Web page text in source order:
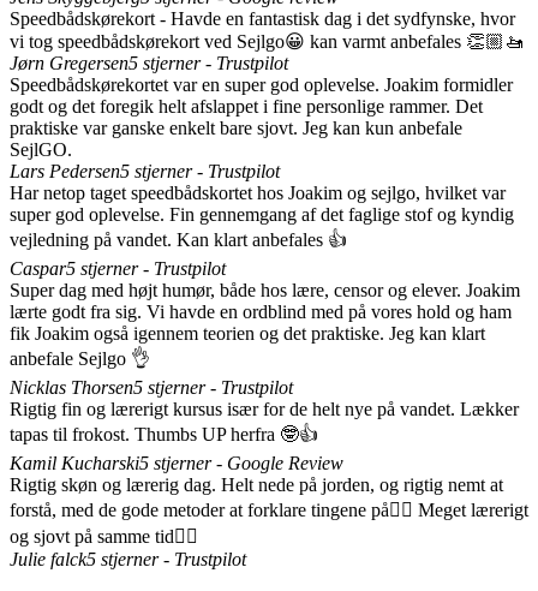
Speedbådskørekort - Havde en fantastisk dag i det sydfynske, hvor
vi tog speedbådskørekort ved Sejlgo😀 kan varmt anbefales 👏🏼🚤
Jørn Gregersen5 stjerner - Trustpilot
Speedbådskørekortet var en super god oplevelse. Joakim formidler
godt og det foregik helt afslappet i fine personlige rammer. Det
praktiske var ganske enkelt bare sjovt. Jeg kan kun anbefale
SejlGO.
Lars Pedersen5 stjerner - Trustpilot
Har netop taget speedbådskortet hos Joakim og sejlgo, hvilket var
super god oplevelse. Fin gennemgang af det faglige stof og kyndig
vejledning på vandet. Kan klart anbefales 👍
Caspar5 stjerner - Trustpilot
Super dag med højt humør, både hos lære, censor og elever. Joakim
lærte godt fra sig. Vi havde en ordblind med på vores hold og ham
fik Joakim også igennem teorien og det praktiske. Jeg kan klart
anbefale Sejlgo 👌
Nicklas Thorsen5 stjerner - Trustpilot
Rigtig fin og lærerigt kursus især for de helt nye på vandet. Lækker
tapas til frokost. Thumbs UP herfra 🤓👍
Kamil Kucharski5 stjerner - Google Review
Rigtig skøn og lærerig dag. Helt nede på jorden, og rigtig nemt at
forstå, med de gode metoder at forklare tingene på👌🏻 Meget lærerigt
og sjovt på samme tid👍🏻
Julie falck5 stjerner - Trustpilot